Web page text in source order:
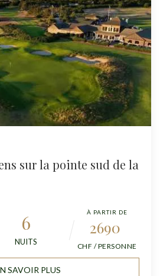
sur la pointe sud de la
6
NUITS
À PARTIR DE
2690
CHF / PERSONNE
SAVOIR PLUS